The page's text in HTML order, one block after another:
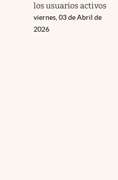
los usuarios activos
viernes, 03 de Abril de
2026